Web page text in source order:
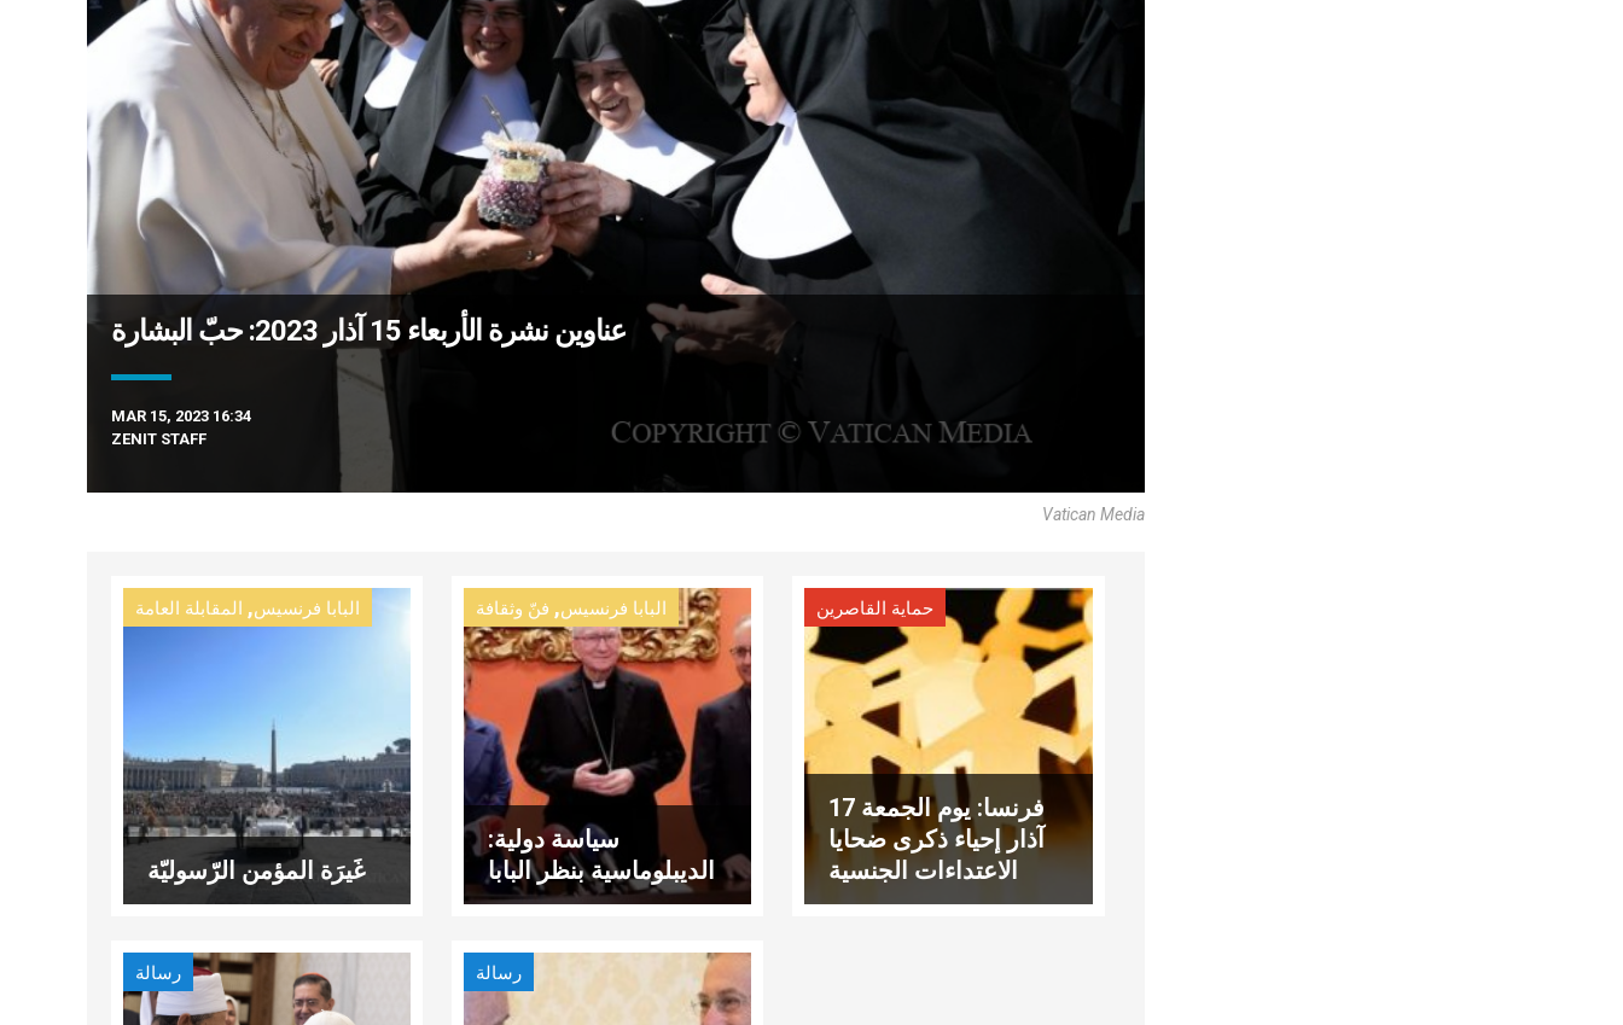
عناوين نشرة الأربعاء 15 آذار 2023: حبّ البشارة
MAR 15, 2023 16:34
ZENIT STAFF
Vatican Media
البابا فرنسيس, المقابلة العامة
غَيرَة المؤمن الرّسوليّة
البابا فرنسيس, فنّ وثقافة
سياسة دولية:
الديبلوماسية بنظر البابا
حماية القاصرين
فرنسا: يوم الجمعة 17
آذار إحياء ذكرى ضحايا
الاعتداءات الجنسية
والصلاة على نيّتهم
رسالة رسالة